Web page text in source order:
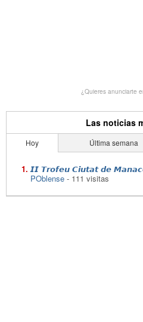
¿Quieres anunciarte
Las noticias
Hoy Última semana
𝙄𝙄 𝙏𝙧𝙤𝙛𝙚𝙪 𝘾𝙞𝙪𝙩𝙖𝙩 𝙙𝙚
POblense - 111 visitas